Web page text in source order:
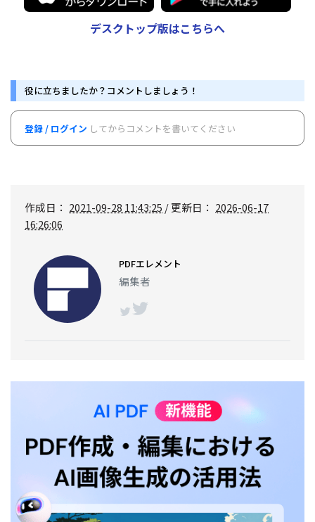
デスクトップ版はこちらへ
役に立ちましたか？コメントしましょう！
登録 / ログイン してからコメントを書いてください
作成日： 2021-09-28 11:43:25 / 更新日： 2026-06-17
16:26:06
PDFエレメント
編集者